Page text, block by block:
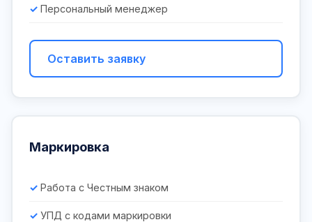
Персональный менеджер
Оставить заявку
Маркировка
Работа с Честным знаком
УПД с кодами маркировки